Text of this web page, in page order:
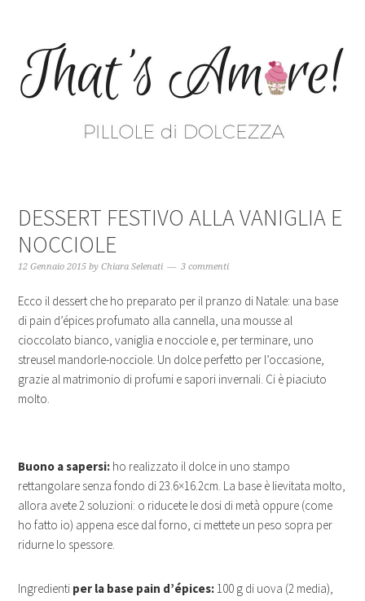
DESSERT FESTIVO ALLA VANIGLIA E
NOCCIOLE
12 Gennaio 2015 byChiara Selenati 3 commenti
Ecco il dessert che ho preparato per il pranzo di Natale: una base
di pain d’épices profumato alla cannella, una mousse al
cioccolato bianco, vaniglia e nocciole e, per terminare, uno
streusel mandorle-nocciole. Un dolce perfetto per l’occasione,
grazie al matrimonio di profumi e sapori invernali. Ci è piaciuto
molto.
Buono a sapersi: ho realizzato il dolce in uno stampo
rettangolare senza fondo di 23.6×16.2cm. La base è lievitata molto,
allora avete 2 soluzioni: o riducete le dosi di metà oppure (come
ho fatto io) appena esce dal forno, ci mettete un peso sopra per
ridurne lo spessore.
Ingredienti per la base pain d’épices: 100 g di uova (2 media),